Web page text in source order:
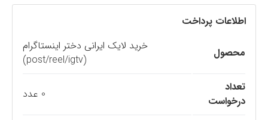
اطلاعات پرداخت
محصول
خرید لایک ایرانی دختر اینستاگرام
(post/reel/igtv)
تعداد
درخواست
0 عدد